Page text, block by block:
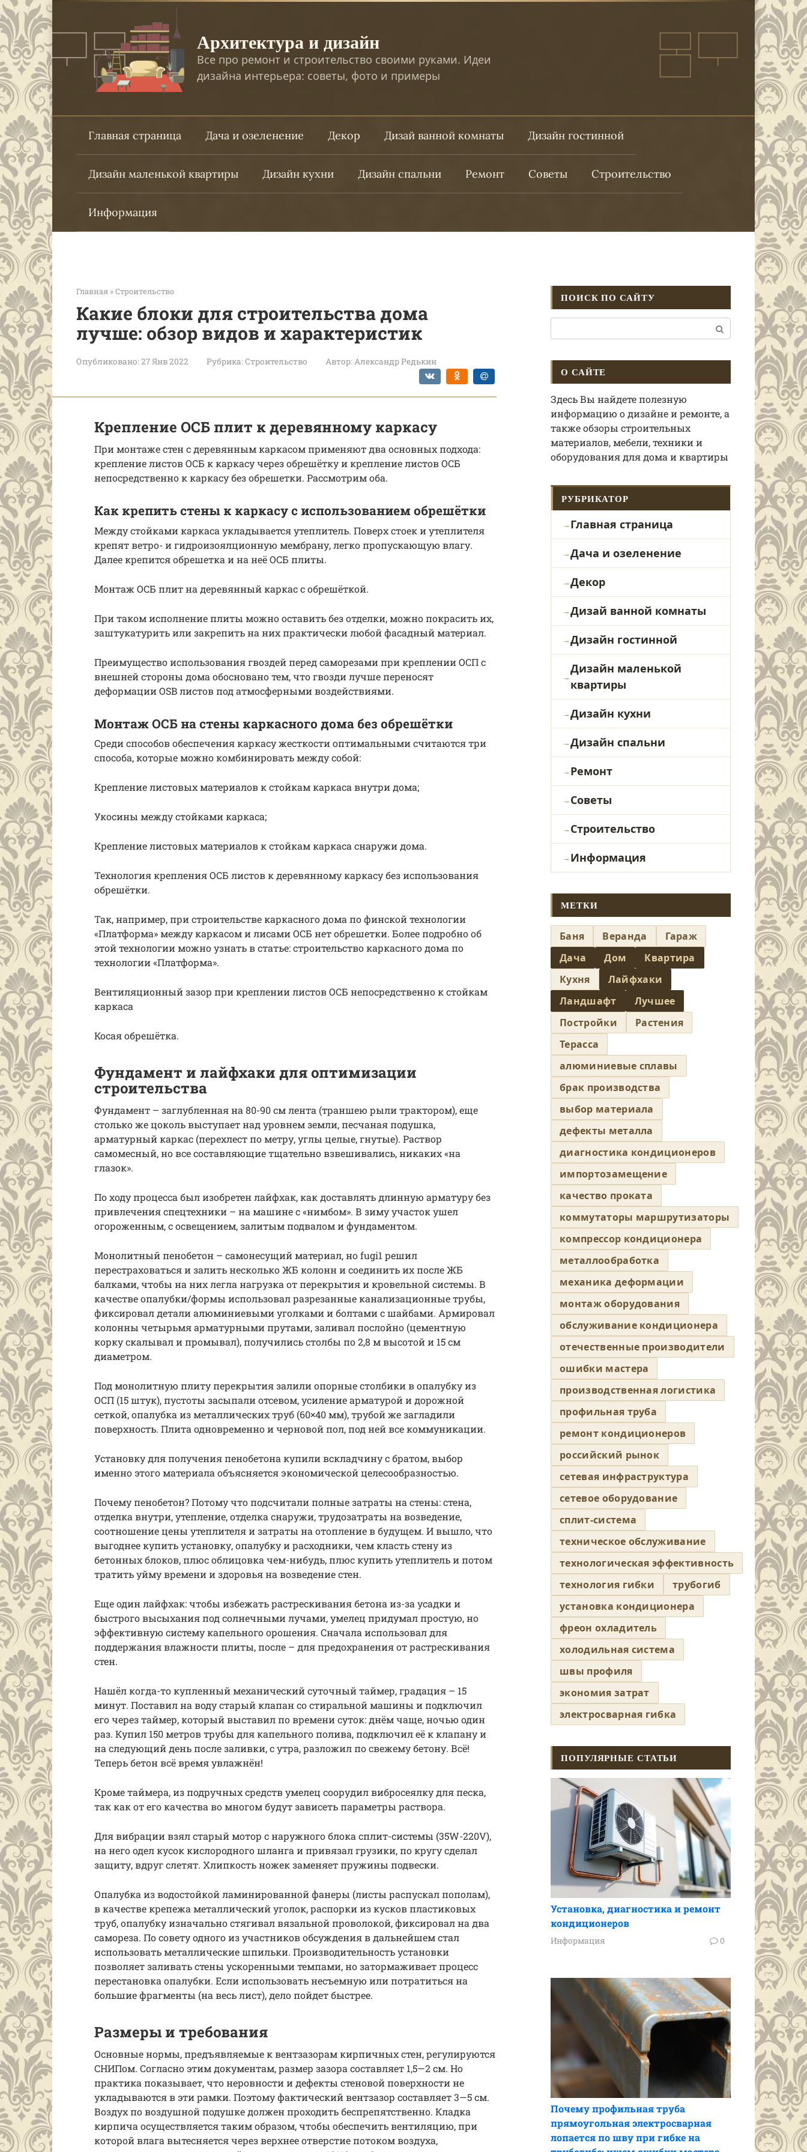
Перейти
к
контенту
Архитектура и дизайн
Все про ремонт и строительство своими руками. Идеи
дизайна интерьера: советы, фото и примеры
Главная страница Дача и озеленение Декор Дизай ванной комнаты Дизайн гостинной
Дизайн маленькой квартиры Дизайн кухни Дизайн спальни Ремонт Советы Строительство
Информация
Главная »Строительство
Какие блоки для строительства дома
лучше: обзор видов и характеристик
Опубликовано:27 Янв 2022 Рубрика:Строительство Автор:Александр Редькин
Крепление ОСБ плит к деревянному каркасу
При монтаже стен с деревянным каркасом применяют два основных подхода:
крепление листов ОСБ к каркасу через обрешётку и крепление листов ОСБ
непосредственно к каркасу без обрешетки. Рассмотрим оба.
Как крепить стены к каркасу с использованием обрешётки
Между стойками каркаса укладывается утеплитель. Поверх стоек и утеплителя
крепят ветро- и гидроизоялционную мембрану, легко пропускающую влагу.
Далее крепится обрешетка и на неё ОСБ плиты.
Монтаж ОСБ плит на деревянный каркас с обрешёткой.
При таком исполнение плиты можно оставить без отделки, можно покрасить их,
заштукатурить или закрепить на них практически любой фасадный материал.
Преимущество использования гвоздей перед саморезами при креплении ОСП с
внешней стороны дома обосновано тем, что гвозди лучше переносят
деформации OSB листов под атмосферными воздействиями.
Монтаж ОСБ на стены каркасного дома без обрешётки
Среди способов обеспечения каркасу жесткости оптимальными считаются три
способа, которые можно комбинировать между собой:
Крепление листовых материалов к стойкам каркаса внутри дома;
Укосины между стойками каркаса;
Крепление листовых материалов к стойкам каркаса снаружи дома.
Технология крепления ОСБ листов к деревянному каркасу без использования
обрешётки.
Так, например, при строительстве каркасного дома по финской технологии
«Платформа» между каркасом и лисами ОСБ нет обрешетки. Более подробно об
этой технологии можно узнать в статье: строительство каркасного дома по
технологии «Платформа».
Вентиляционный зазор при креплении листов ОСБ непосредственно к стойкам
каркаса
Косая обрешётка.
Фундамент и лайфхаки для оптимизации
строительства
Фундамент – заглубленная на 80-90 см лента (траншею рыли трактором), еще
столько же цоколь выступает над уровнем земли, песчаная подушка,
арматурный каркас (перехлест по метру, углы целые, гнутые). Раствор
самомесный, но все составляющие тщательно взвешивались, никаких «на
глазок».
По ходу процесса был изобретен лайфхак, как доставлять длинную арматуру без
привлечения спецтехники – на машине с «нимбом». В зиму участок ушел
огороженным, с освещением, залитым подвалом и фундаментом.
Монолитный пенобетон – самонесущий материал, но fugi1 решил
перестраховаться и залить несколько ЖБ колонн и соединить их после ЖБ
балками, чтобы на них легла нагрузка от перекрытия и кровельной системы. В
качестве опалубки/формы использовал разрезанные канализационные трубы,
фиксировал детали алюминиевыми уголками и болтами с шайбами. Армировал
колонны четырьмя арматурными прутами, заливал послойно (цементную
корку скалывал и промывал), получились столбы по 2,8 м высотой и 15 см
диаметром.
Под монолитную плиту перекрытия залили опорные столбики в опалубку из
ОСП (15 штук), пустоты засыпали отсевом, усиление арматурой и дорожной
сеткой, опалубка из металлических труб (60×40 мм), трубой же загладили
поверхность. Плита одновременно и черновой пол, под ней все коммуникации.
Установку для получения пенобетона купили вскладчину с братом, выбор
именно этого материала объясняется экономической целесообразностью.
Почему пенобетон? Потому что подсчитали полные затраты на стены: стена,
отделка внутри, утепление, отделка снаружи, трудозатраты на возведение,
соотношение цены утеплителя и затраты на отопление в будущем. И вышло, что
выгоднее купить установку, опалубку и расходники, чем класть стену из
бетонных блоков, плюс облицовка чем-нибудь, плюс купить утеплитель и потом
тратить уйму времени и здоровья на возведение стен.
Еще один лайфхак: чтобы избежать растрескивания бетона из-за усадки и
быстрого высыхания под солнечными лучами, умелец придумал простую, но
эффективную систему капельного орошения. Сначала использовал для
поддержания влажности плиты, после – для предохранения от растрескивания
стен.
Нашёл когда-то купленный механический суточный таймер, градация – 15
минут. Поставил на воду старый клапан со стиральной машины и подключил
его через таймер, который выставил по времени суток: днём чаще, ночью один
раз. Купил 150 метров трубы для капельного полива, подключил её к клапану и
на следующий день после заливки, с утра, разложил по свежему бетону. Всё!
Теперь бетон всё время увлажнён!
Кроме таймера, из подручных средств умелец соорудил вибросеялку для песка,
так как от его качества во многом будут зависеть параметры раствора.
Для вибрации взял старый мотор с наружного блока сплит-системы (35W-220V),
на него одел кусок кислородного шланга и привязал грузики, по кругу сделал
защиту, вдруг слетят. Хлипкость ножек заменяет пружины подвески.
Опалубка из водостойкой ламинированной фанеры (листы распускал пополам),
в качестве крепежа металлический уголок, распорки из кусков пластиковых
труб, опалубку изначально стягивал вязальной проволокой, фиксировал на два
самореза. По совету одного из участников обсуждения в дальнейшем стал
использовать металлические шпильки. Производительность установки
позволяет заливать стены ускоренными темпами, но затормаживает процесс
перестановка опалубки. Если использовать несъемную или потратиться на
большие фрагменты (на весь лист), дело пойдет быстрее.
Размеры и требования
Основные нормы, предъявляемые к вентзазорам кирпичных стен, регулируются
СНИПом. Согласно этим документам, размер зазора составляет 1,5—2 см. Но
практика показывает, что неровности и дефекты стеновой поверхности не
укладываются в эти рамки. Поэтому фактический вентзазор составляет 3—5 см.
Воздух по воздушной подушке должен проходить беспрепятственно. Кладка
кирпича осуществляется таким образом, чтобы обеспечить вентиляцию, при
которой влага вытесняется через верхнее отверстие потоком воздуха,
ПОИСК ПО САЙТУ
О САЙТЕ
Здесь Вы найдете полезную
информацию о дизайне и ремонте, а
также обзоры строительных
материалов, мебели, техники и
оборудования для дома и квартиры
РУБРИКАТОР
Главная страница
Дача и озеленение
Декор
Дизай ванной комнаты
Дизайн гостинной
Дизайн маленькой
квартиры
Дизайн кухни
Дизайн спальни
Ремонт
Советы
Строительство
Информация
МЕТКИ
Баня Веранда
Гараж
Дача
Дом
Квартира
Кухня
Лайфхаки
Ландшафт
Лучшее
Постройки
Растения
Терасса
алюминиевые сплавы
брак производства
выбор материала
дефекты металла
диагностика кондиционеров
импортозамещение
качество проката
коммутаторы маршрутизаторы
компрессор кондиционера
металлообработка
механика деформации
монтаж оборудования
обслуживание кондиционера
отечественные производители
ошибки мастера
производственная логистика
профильная труба
ремонт кондиционеров
российский рынок
сетевая инфраструктура
сетевое оборудование
сплит-система
техническое обслуживание
технологическая эффективность
технология гибки
трубогиб
установка кондиционера
фреон охладитель
холодильная система
швы профиля
экономия затрат
электросварная гибка
ПОПУЛЯРНЫЕ СТАТЬИ
Установка, диагностика и ремонт
кондиционеров
Информация 0
Почему профильная труба
прямоугольная электросварная
лопается по шву при гибке на